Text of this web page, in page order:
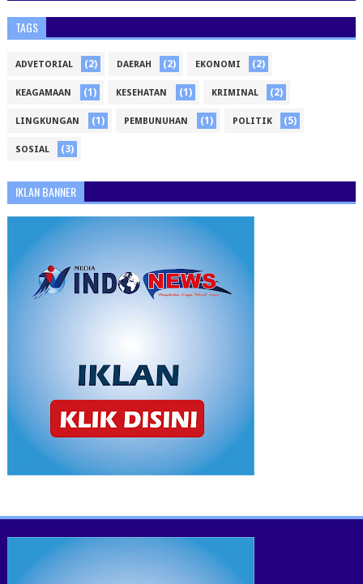
TAGS
ADVETORIAL (2) DAERAH (2) EKONOMI (2)
KEAGAMAAN (1) KESEHATAN (1) KRIMINAL (2)
LINGKUNGAN (1) PEMBUNUHAN (1) POLITIK (5)
SOSIAL (3)
IKLAN BANNER